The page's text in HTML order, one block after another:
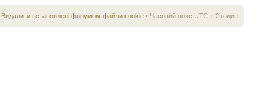
Видалити встановлені форумом файли cookie • Часовий пояс UTC + 2 годин